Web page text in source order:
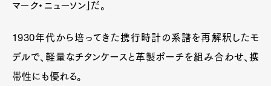
マーク・ニューソン」だ。
1930年代から培ってきた携行時計の系譜を再解釈したモ
デルで、軽量なチタンケースと革製ポーチを組み合わせ、携
帯性にも優れる。